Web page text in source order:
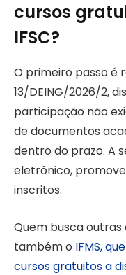
cursos
IFSC?
O primeiro passo é
13/DEING/2026/2,
participação não
de documentos
dentro do prazo. A
eletrônico,
inscritos.
Quem busca
também o IFMS,
cursos gratuitos a